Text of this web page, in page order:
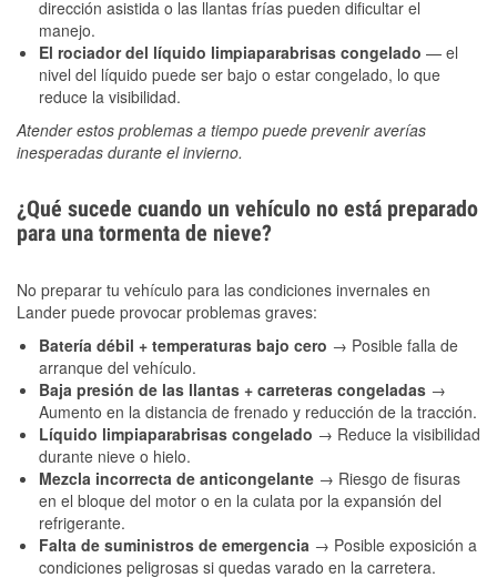
dirección asistida o las llantas frías pueden dificultar el
manejo.
El rociador del líquido limpiaparabrisas congelado — el
nivel del líquido puede ser bajo o estar congelado, lo que
reduce la visibilidad.
Atender estos problemas a tiempo puede prevenir averías
inesperadas durante el invierno.
¿Qué sucede cuando un vehículo no está preparado
para una tormenta de nieve?
No preparar tu vehículo para las condiciones invernales en
Lander puede provocar problemas graves:
Batería débil + temperaturas bajo cero → Posible falla de
arranque del vehículo.
Baja presión de las llantas + carreteras congeladas →
Aumento en la distancia de frenado y reducción de la tracción.
Líquido limpiaparabrisas congelado → Reduce la visibilidad
durante nieve o hielo.
Mezcla incorrecta de anticongelante → Riesgo de fisuras
en el bloque del motor o en la culata por la expansión del
refrigerante.
Falta de suministros de emergencia → Posible exposición a
condiciones peligrosas si quedas varado en la carretera.